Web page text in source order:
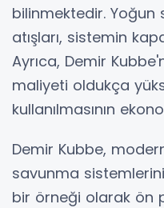
bilinmektedir. Yoğun
atışları, sistemin
Ayrıca, Demir
maliyeti oldukça
kullanılmasının
Demir Kubbe,
savunma
bir örneği olarak ön